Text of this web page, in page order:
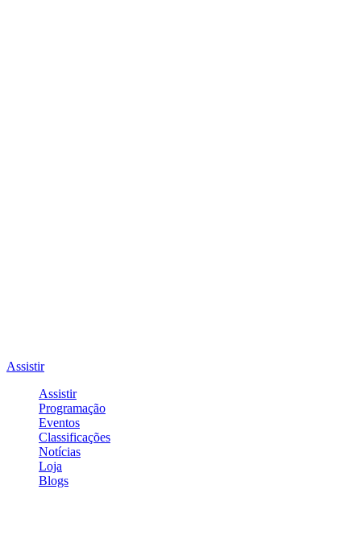
Assistir
Assistir
Programação
Eventos
Classificações
Notícias
Loja
Blogs